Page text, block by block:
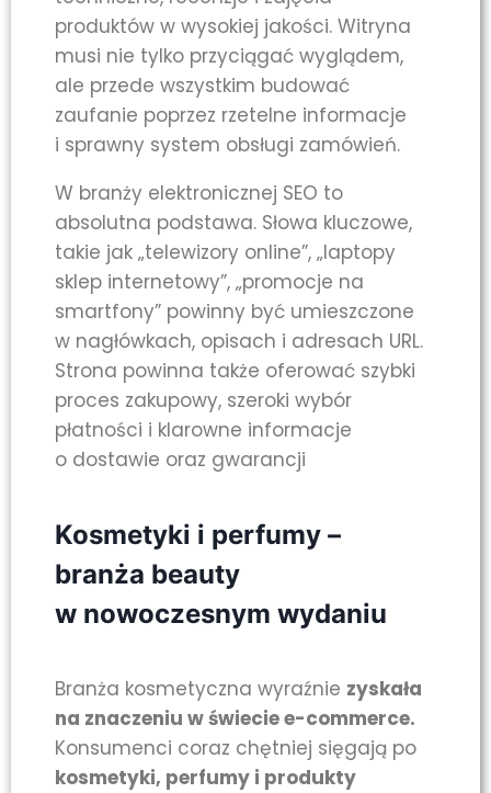
produktów w wysokiej jakości. Witryna
musi nie tylko przyciągać wyglądem,
ale przede wszystkim budować
zaufanie poprzez rzetelne informacje
i sprawny system obsługi zamówień.
W branży elektronicznej SEO to
absolutna podstawa. Słowa kluczowe,
takie jak „telewizory online”, „laptopy
sklep internetowy”, „promocje na
smartfony” powinny być umieszczone
w nagłówkach, opisach i adresach URL.
Strona powinna także oferować szybki
proces zakupowy, szeroki wybór
płatności i klarowne informacje
o dostawie oraz gwarancji
Kosmetyki i perfumy –
branża beauty
w nowoczesnym wydaniu
Branża kosmetyczna wyraźnie zyskała
na znaczeniu w świecie e-commerce.
Konsumenci coraz chętniej sięgają po
kosmetyki, perfumy i produkty